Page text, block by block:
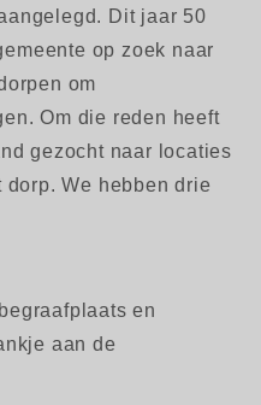
Dit jaar 50
op zoek naar
om
Om die reden heeft
gezocht naar locaties
We hebben drie
en
aan de